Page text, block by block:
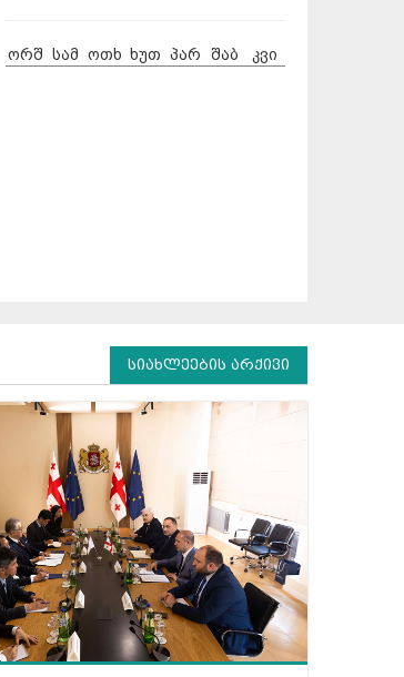
ორშ სამ ოთხ ხუთ პარ შაბ კვი
სიახლეების არქივი